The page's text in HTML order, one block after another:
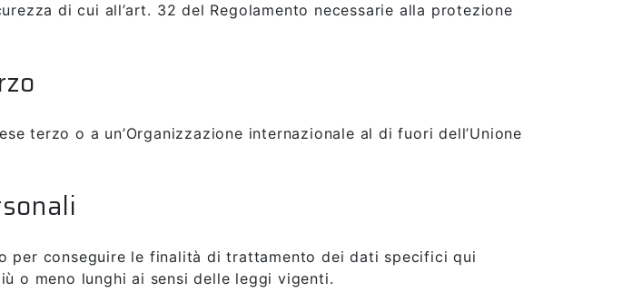
di cui all’art. 32 del Regolamento necessarie alla protezione
terzo o a un’Organizzazione internazionale al di fuori dell’Unione
per conseguire le finalità di trattamento dei dati specifici qui
o meno lunghi ai sensi delle leggi vigenti.